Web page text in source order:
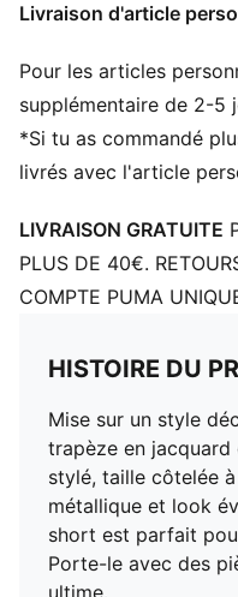
Livraison d'article
Pour les articles
supplémentaire de 2-5
*Si tu as commandé
livrés avec l'article
LIVRAISON GRATUITE
PLUS DE 40€.
COMPTE PUMA
HISTOIRE DU
Mise sur un style
trapèze en
stylé, taille côtelée
métallique et look
short est parfait
Porte-le avec des
ultime.